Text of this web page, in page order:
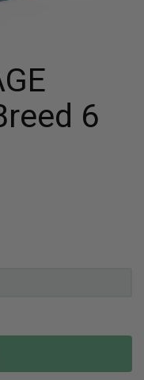
6